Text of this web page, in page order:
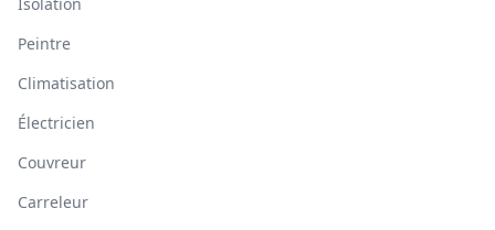
Peintre
Climatisation
Électricien
Couvreur
Carreleur